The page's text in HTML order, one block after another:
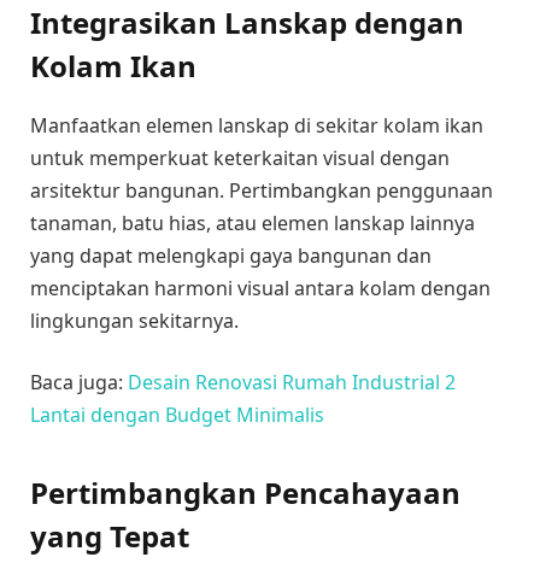
Integrasikan Lanskap dengan
Kolam Ikan
Manfaatkan elemen lanskap di sekitar kolam ikan
untuk memperkuat keterkaitan visual dengan
arsitektur bangunan. Pertimbangkan penggunaan
tanaman, batu hias, atau elemen lanskap lainnya
yang dapat melengkapi gaya bangunan dan
menciptakan harmoni visual antara kolam dengan
lingkungan sekitarnya.
Baca juga: Desain Renovasi Rumah Industrial 2
Lantai dengan Budget Minimalis
Pertimbangkan Pencahayaan
yang Tepat